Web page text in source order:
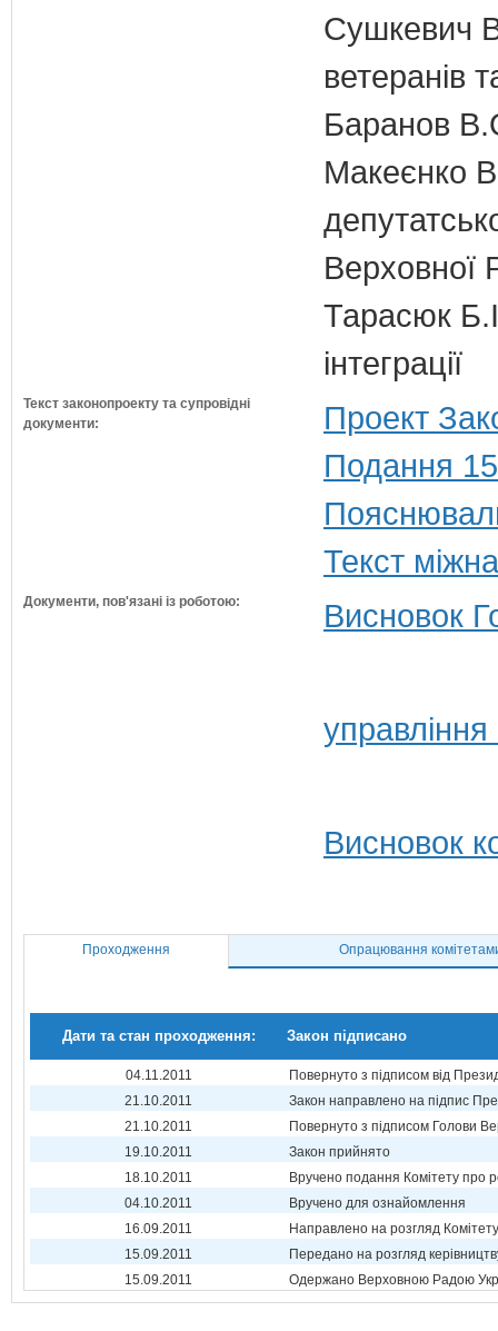
Сушкевич
ветеранів
Баранов
Макеєнко
Верховної
Тарасюк
інтеграції
Текст законопроекту та супровідні
документи:
Проект
Подання
Текст
Документи, пов'язані із роботою: Висновок
Висновок
Проходження Опрацювання
Дати та стан проходження: Закон підписано
04.11.2011
Повернуто з підписом від
21.10.2011
Закон направлено на підпис
21.10.2011
Повернуто з підписом Голови
19.10.2011
Закон прийнято
18.10.2011
Вручено подання Комітету про
04.10.2011
Вручено для ознайомлення
16.09.2011
Направлено на розгляд Комітету
15.09.2011
Передано на розгляд
15.09.2011
Одержано Верховною Радою